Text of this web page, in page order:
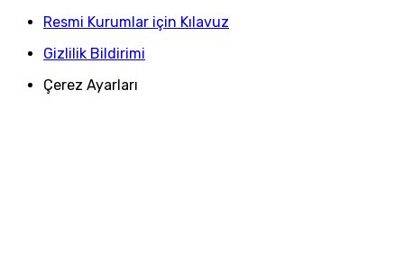
Resmi Kurumlar için Kılavuz
Gizlilik Bildirimi
Çerez Ayarları